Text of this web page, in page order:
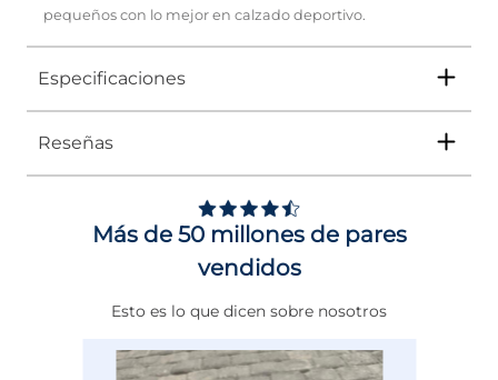
pequeños con lo mejor en calzado deportivo.
Especificaciones
Tipo
Género Niño
DE 0 A 4 cms
NORMAL
NEGRO
Reseñas
Más de 50 millones de pares
vendidos
Esto es lo que dicen sobre nosotros